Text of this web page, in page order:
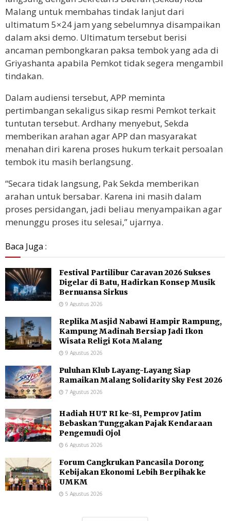
Malang untuk membahas tindak lanjut dari
ultimatum 5×24 jam yang sebelumnya disampaikan
dalam aksi demo. Ultimatum tersebut berisi
ancaman pembongkaran paksa tembok yang ada di
Griyashanta apabila Pemkot tidak segera mengambil
tindakan.
Dalam audiensi tersebut, APP meminta
pertimbangan sekaligus sikap resmi Pemkot terkait
tuntutan tersebut. Ardhany menyebut, Sekda
memberikan arahan agar APP dan masyarakat
menahan diri karena proses hukum terkait persoalan
tembok itu masih berlangsung.
“Secara tidak langsung, Pak Sekda memberikan
arahan untuk bersabar. Karena ini masih dalam
proses persidangan, jadi beliau menyampaikan agar
menunggu proses itu selesai,” ujarnya.
Baca Juga :
Festival Partilibur Caravan 2026 Sukses
Digelar di Batu, Hadirkan Konsep Musik
Bernuansa Sirkus
9 Agustus 2026
Replika Masjid Nabawi Hampir Rampung,
Kampung Madinah Bersiap Jadi Ikon
Wisata Religi Kota Malang
9 Agustus 2026
Puluhan Klub Layang-Layang Siap
Ramaikan Malang Solidarity Sky Fest 2026
7 Agustus 2026
Hadiah HUT RI ke-81, Pemprov Jatim
Bebaskan Tunggakan Pajak Kendaraan
Pengemudi Ojol
6 Agustus 2026
Forum Cangkrukan Pancasila Dorong
Kebijakan Ekonomi Lebih Berpihak ke
UMKM
5 Agustus 2026